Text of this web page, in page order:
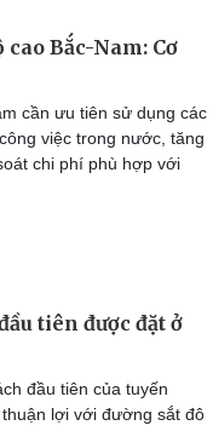
Bắc-Nam: Cơ
cần ưu tiên sử dụng các
việc trong nước, tăng
chi phí phù hợp với
tiên được đặt ở
đầu tiên của tuyến
lợi với đường sắt đô